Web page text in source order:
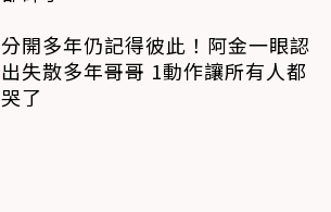
分開多年仍記得彼此！阿金一眼認
出失散多年哥哥 1動作讓所有人都
哭了